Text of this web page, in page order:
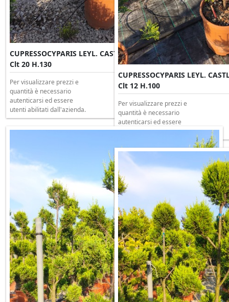
CUPRESSOCYPARIS LEYL. CASTLEWELLAND GOLD 3 palle
Clt 20 H.130
Per visualizzare prezzi e
quantità è necessario
autenticarsi ed essere
utenti abilitati dall'azienda.
CUPRESSOCYPARIS LEYL.
Clt 12 H.100
Per visualizzare prezzi e
quantità è necessario
autenticarsi ed essere
utenti abilitati dall'azienda.